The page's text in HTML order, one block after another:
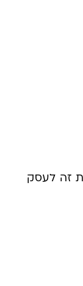
זה לעסק